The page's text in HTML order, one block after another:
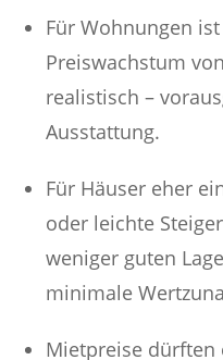
Für Wohnungen
Preiswachstum
realistisch –
Ausstattung.
Für Häuser eher
oder leichte
weniger guten
minimale
Mietpreise